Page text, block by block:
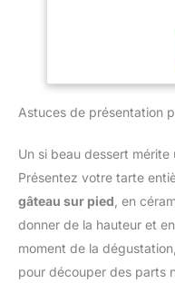
Astuces de présentation
Un si beau dessert mérite
Présentez votre tarte
gâteau sur pied , en
donner de la hauteur et
moment de la
pour découper des parts